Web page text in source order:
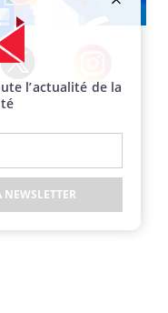
Instagram
l’actualité de la
NEWSLETTER